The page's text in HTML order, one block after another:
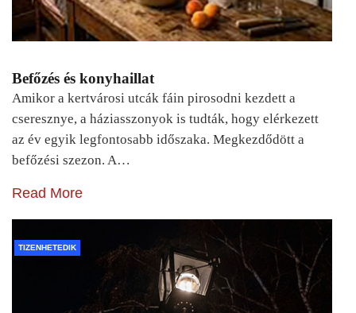
Befőzés és konyhaillat
Amikor a kertvárosi utcák fáin pirosodni kezdett a
cseresznye, a háziasszonyok is tudták, hogy elérkezett
az év egyik legfontosabb időszaka. Megkezdődött a
befőzési szezon. A…
Read More
TIZENHETEDIK